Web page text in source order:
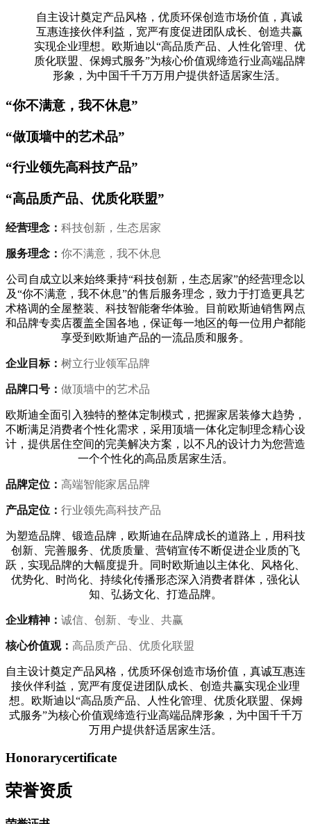
自主设计奠定产品风格，优质环保创造市场价值，真诚
互惠连接伙伴利益，宽严有度促进团队成长、创造共赢
实现企业理想。欧斯迪以“高品质产品、人性化管理、优
质化联盟、保姆式服务”为核心价值观缔造行业高端品牌
形象，为中国千千万万用户提供舒适居家生活。
“你不满意，我不休息”
“做顶墙中的艺术品”
“行业领先高科技产品”
“高品质产品、优质化联盟”
经营理念： 科技创新，生态居家
服务理念： 你不满意，我不休息
公司自成立以来始终秉持“科技创新，生态居家”的经营理念以
及“你不满意，我不休息”的售后服务理念，致力于打造更具艺
术格调的全屋整装、科技智能奢华体验。目前欧斯迪销售网点
和品牌专卖店覆盖全国各地，保证每一地区的每一位用户都能
享受到欧斯迪产品的一流品质和服务。
企业目标： 树立行业领军品牌
品牌口号： 做顶墙中的艺术品
欧斯迪全面引入独特的整体定制模式，把握家居装修大趋势，
不断满足消费者个性化需求，采用顶墙一体化定制理念精心设
计，提供居住空间的完美解决方案，以不凡的设计力为您营造
一个个性化的高品质居家生活。
品牌定位： 高端智能家居品牌
产品定位： 行业领先高科技产品
为塑造品牌、锻造品牌，欧斯迪在品牌成长的道路上，用科技
创新、完善服务、优质质量、营销宣传不断促进企业质的飞
跃，实现品牌的大幅度提升。同时欧斯迪以主体化、风格化、
优势化、时尚化、持续化传播形态深入消费者群体，强化认
知、弘扬文化、打造品牌。
企业精神： 诚信、创新、专业、共赢
核心价值观： 高品质产品、优质化联盟
自主设计奠定产品风格，优质环保创造市场价值，真诚互惠连
接伙伴利益，宽严有度促进团队成长、创造共赢实现企业理
想。欧斯迪以“高品质产品、人性化管理、优质化联盟、保姆
式服务”为核心价值观缔造行业高端品牌形象，为中国千千万
万用户提供舒适居家生活。
Honorarycertificate
荣誉资质